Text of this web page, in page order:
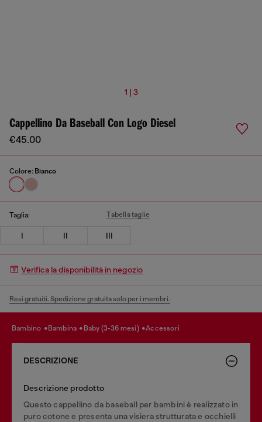
1 | 3
Cappellino Da Baseball Con Logo Diesel
€45.00
Colore: Bianco
Taglia: Tabella taglie
I II III
Verifica la disponibilità in negozio
Resi gratuiti. Spedizione gratuita solo per i membri.
bambino bambina baby (3-36 mesi) accessori
DESCRIZIONE
Descrizione prodotto
Questo cappellino da baseball per bambini è realizzato in
puro cotone e presenta una visiera strutturata e occhielli